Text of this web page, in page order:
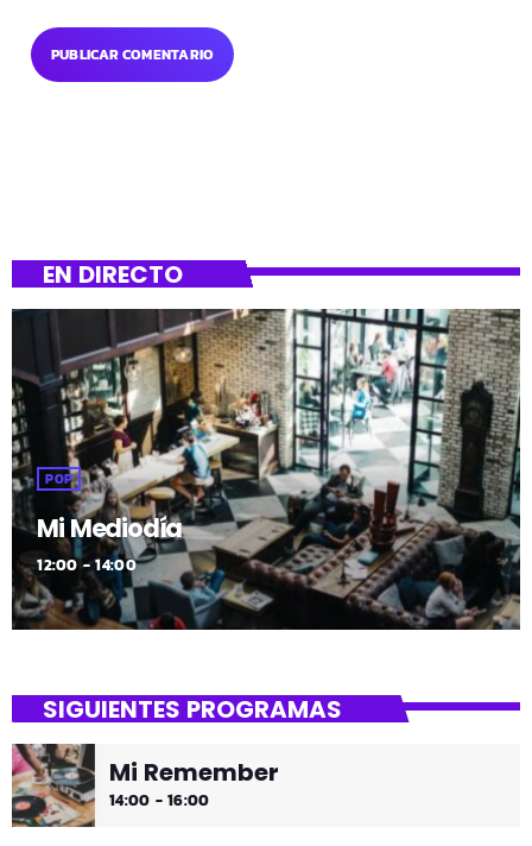
EN DIRECTO
POP
Mi Mediodía
12:00 - 14:00
SIGUIENTES PROGRAMAS
Mi Remember
14:00 - 16:00